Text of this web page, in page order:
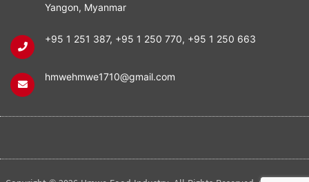
Yangon, Myanmar
+95 1 251 387, +95 1 250 770, +95 1 250 663
hmwehmwe1710@gmail.com